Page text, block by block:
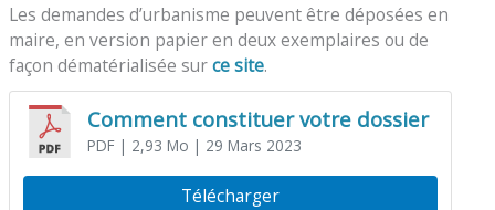
Les demandes d’urbanisme peuvent être déposées en
maire, en version papier en deux exemplaires ou de
façon dématérialisée surce site.
Comment constituer votre dossier
PDF| 2,93 Mo | 29 Mars 2023
Télécharger